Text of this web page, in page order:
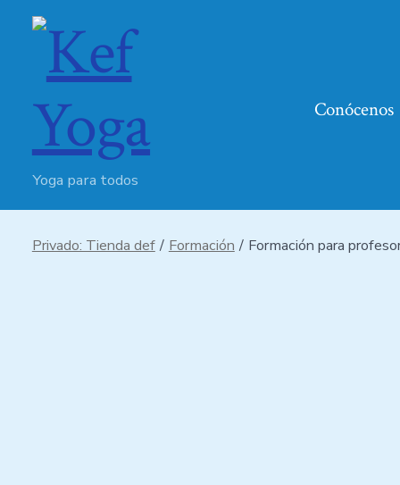
Yoga para todos
Conócenos
Privado: Tienda def / Formación / Formación para